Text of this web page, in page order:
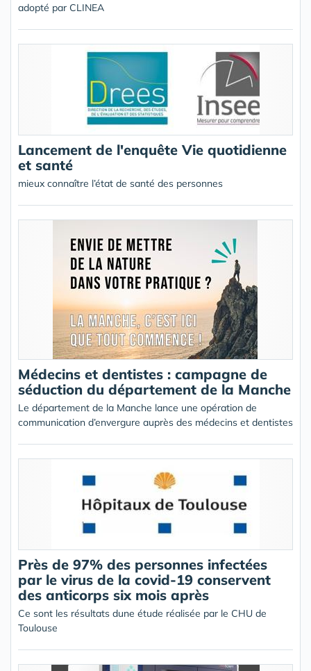
adopté par CLINEA
Lancement de l'enquête Vie quotidienne
et santé
mieux connaître l’état de santé des personnes
Médecins et dentistes : campagne de
séduction du département de la Manche
Le département de la Manche lance une opération de
communication d’envergure auprès des médecins et dentistes
Près de 97% des personnes infectées
par le virus de la covid-19 conservent
des anticorps six mois après
Ce sont les résultats dune étude réalisée par le CHU de
Toulouse